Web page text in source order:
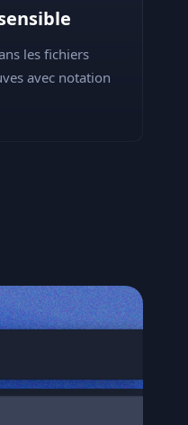
les fichiers
avec notation